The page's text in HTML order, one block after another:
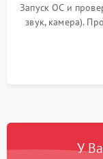
Запуск ОС и
звук, камера).
для контроля
У